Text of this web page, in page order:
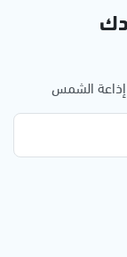
إذاعة الشمس